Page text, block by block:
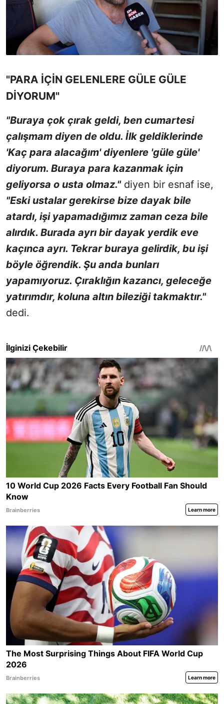
"PARA İÇİN GELENLERE GÜLE GÜLE
DİYORUM"
"Buraya çok çırak geldi, ben cumartesi
çalışmam diyen de oldu. İlk geldiklerinde
'Kaç para alacağım' diyenlere 'güle güle'
diyorum. Buraya para kazanmak için
geliyorsa o usta olmaz."diyen bir esnaf ise,
"Eski ustalar gerekirse bize dayak bile
atardı, işi yapamadığımız zaman ceza bile
alırdık. Burada ayrı bir dayak yerdik eve
kaçınca ayrı. Tekrar buraya gelirdik, bu işi
böyle öğrendik. Şu anda bunları
yapamıyoruz. Çıraklığın kazancı, geleceğe
yatırımdır, koluna altın bileziği takmaktır."
dedi.